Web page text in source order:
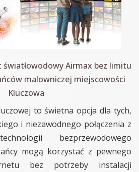
Airmax bez limitu
malowniczej miejscowości
Kluczowa
to świetna opcja dla tych,
i niezawodnego połączenia z
bezprzewodowego
mogą korzystać z pewnego
bez potrzeby instalacji